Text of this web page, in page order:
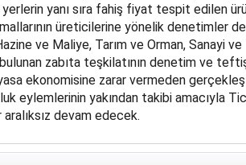
yerlerin yanı sıra fahiş fiyat tespit edilen
üreticilerine yönelik denetimler
ve Maliye, Tarım ve Orman, Sanayi
zabıta teşkilatının denetim ve
ekonomisine zarar vermeden
eylemlerinin yakından takibi amacıyla
devam edecek.